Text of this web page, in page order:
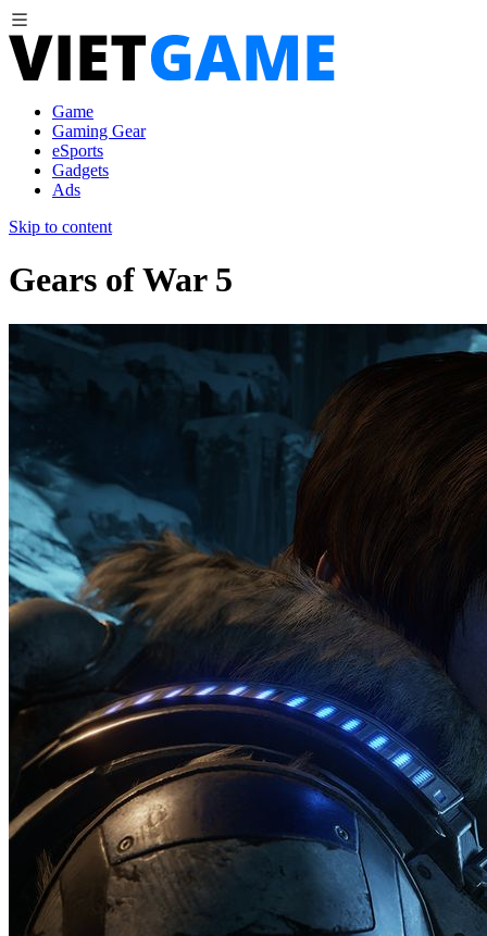
Game
Gaming Gear
eSports
Gadgets
Ads
Skip to content
Gears of War 5